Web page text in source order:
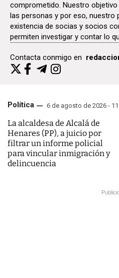
comprometido. Nuestro
las personas y por eso, nuestro
existencia de socias y socios
permiten investigar y contar lo
Contacta conmigo en
Política 6 de agosto de 2026 -
La alcaldesa de Alcalá de
Henares (PP), a juicio por
filtrar un informe policial
para vincular inmigración y
delincuencia